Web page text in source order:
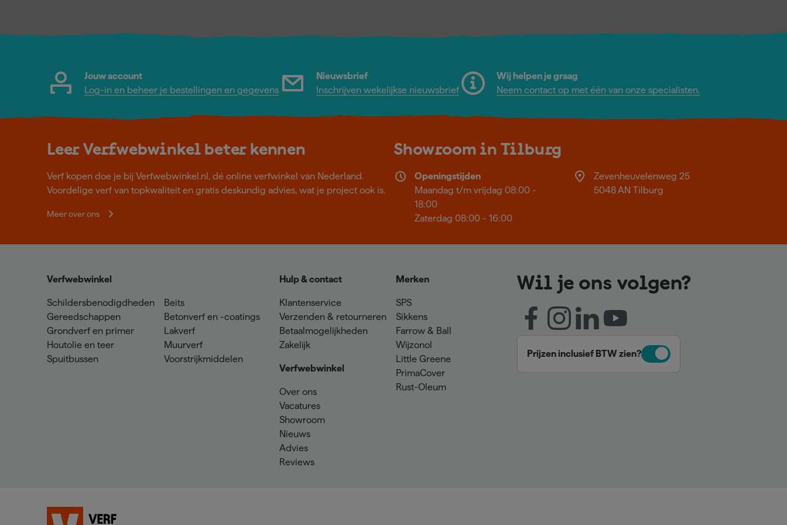
Jouw account
Log-in en beheer je bestellingen en gegevens
Nieuwsbrief
Inschrijven wekelijkse nieuwsbrief
Wij helpen je graag
Neem contact op met één van onze specialisten.
Leer Verfwebwinkel beter kennen
Verf kopen doe je bij Verfwebwinkel.nl, dé online verfwinkel van Nederland.
Voordelige verf van topkwaliteit en gratis deskundig advies, wat je project ook is.
Meer over ons
Showroom in Tilburg
Openingstijden
Maandag t/m vrijdag 08:00 -
18:00
Zaterdag 08:00 - 16:00
Zevenheuvelenweg 25
5048 AN Tilburg
Verfwebwinkel
Schildersbenodigdheden
Gereedschappen
Grondverf en primer
Houtolie en teer
Spuitbussen
Beits
Betonverf en -coatings
Lakverf
Muurverf
Voorstrijkmiddelen
Hulp & contact
Klantenservice
Verzenden & retourneren
Betaalmogelijkheden
Zakelijk
Verfwebwinkel
Over ons
Vacatures
Showroom
Nieuws
Advies
Reviews
Merken
SPS
Sikkens
Farrow & Ball
Wijzonol
Little Greene
PrimaCover
Rust-Oleum
Wil je ons volgen?
Prijzen inclusief BTW zien?